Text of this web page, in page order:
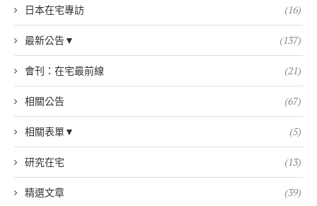
日本在宅專訪 (16)
最新公告▼ (137)
會刊：在宅最前線 (21)
相關公告 (67)
相關表單▼ (5)
研究在宅 (13)
精選文章 (39)